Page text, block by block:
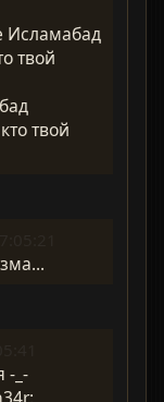
Исламабад
твой
твой
-_-